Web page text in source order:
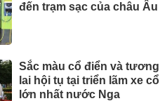
đến trạm sạc của châu Âu
Sắc màu cổ điển và tương
lai hội tụ tại triển lãm xe cổ
lớn nhất nước Nga